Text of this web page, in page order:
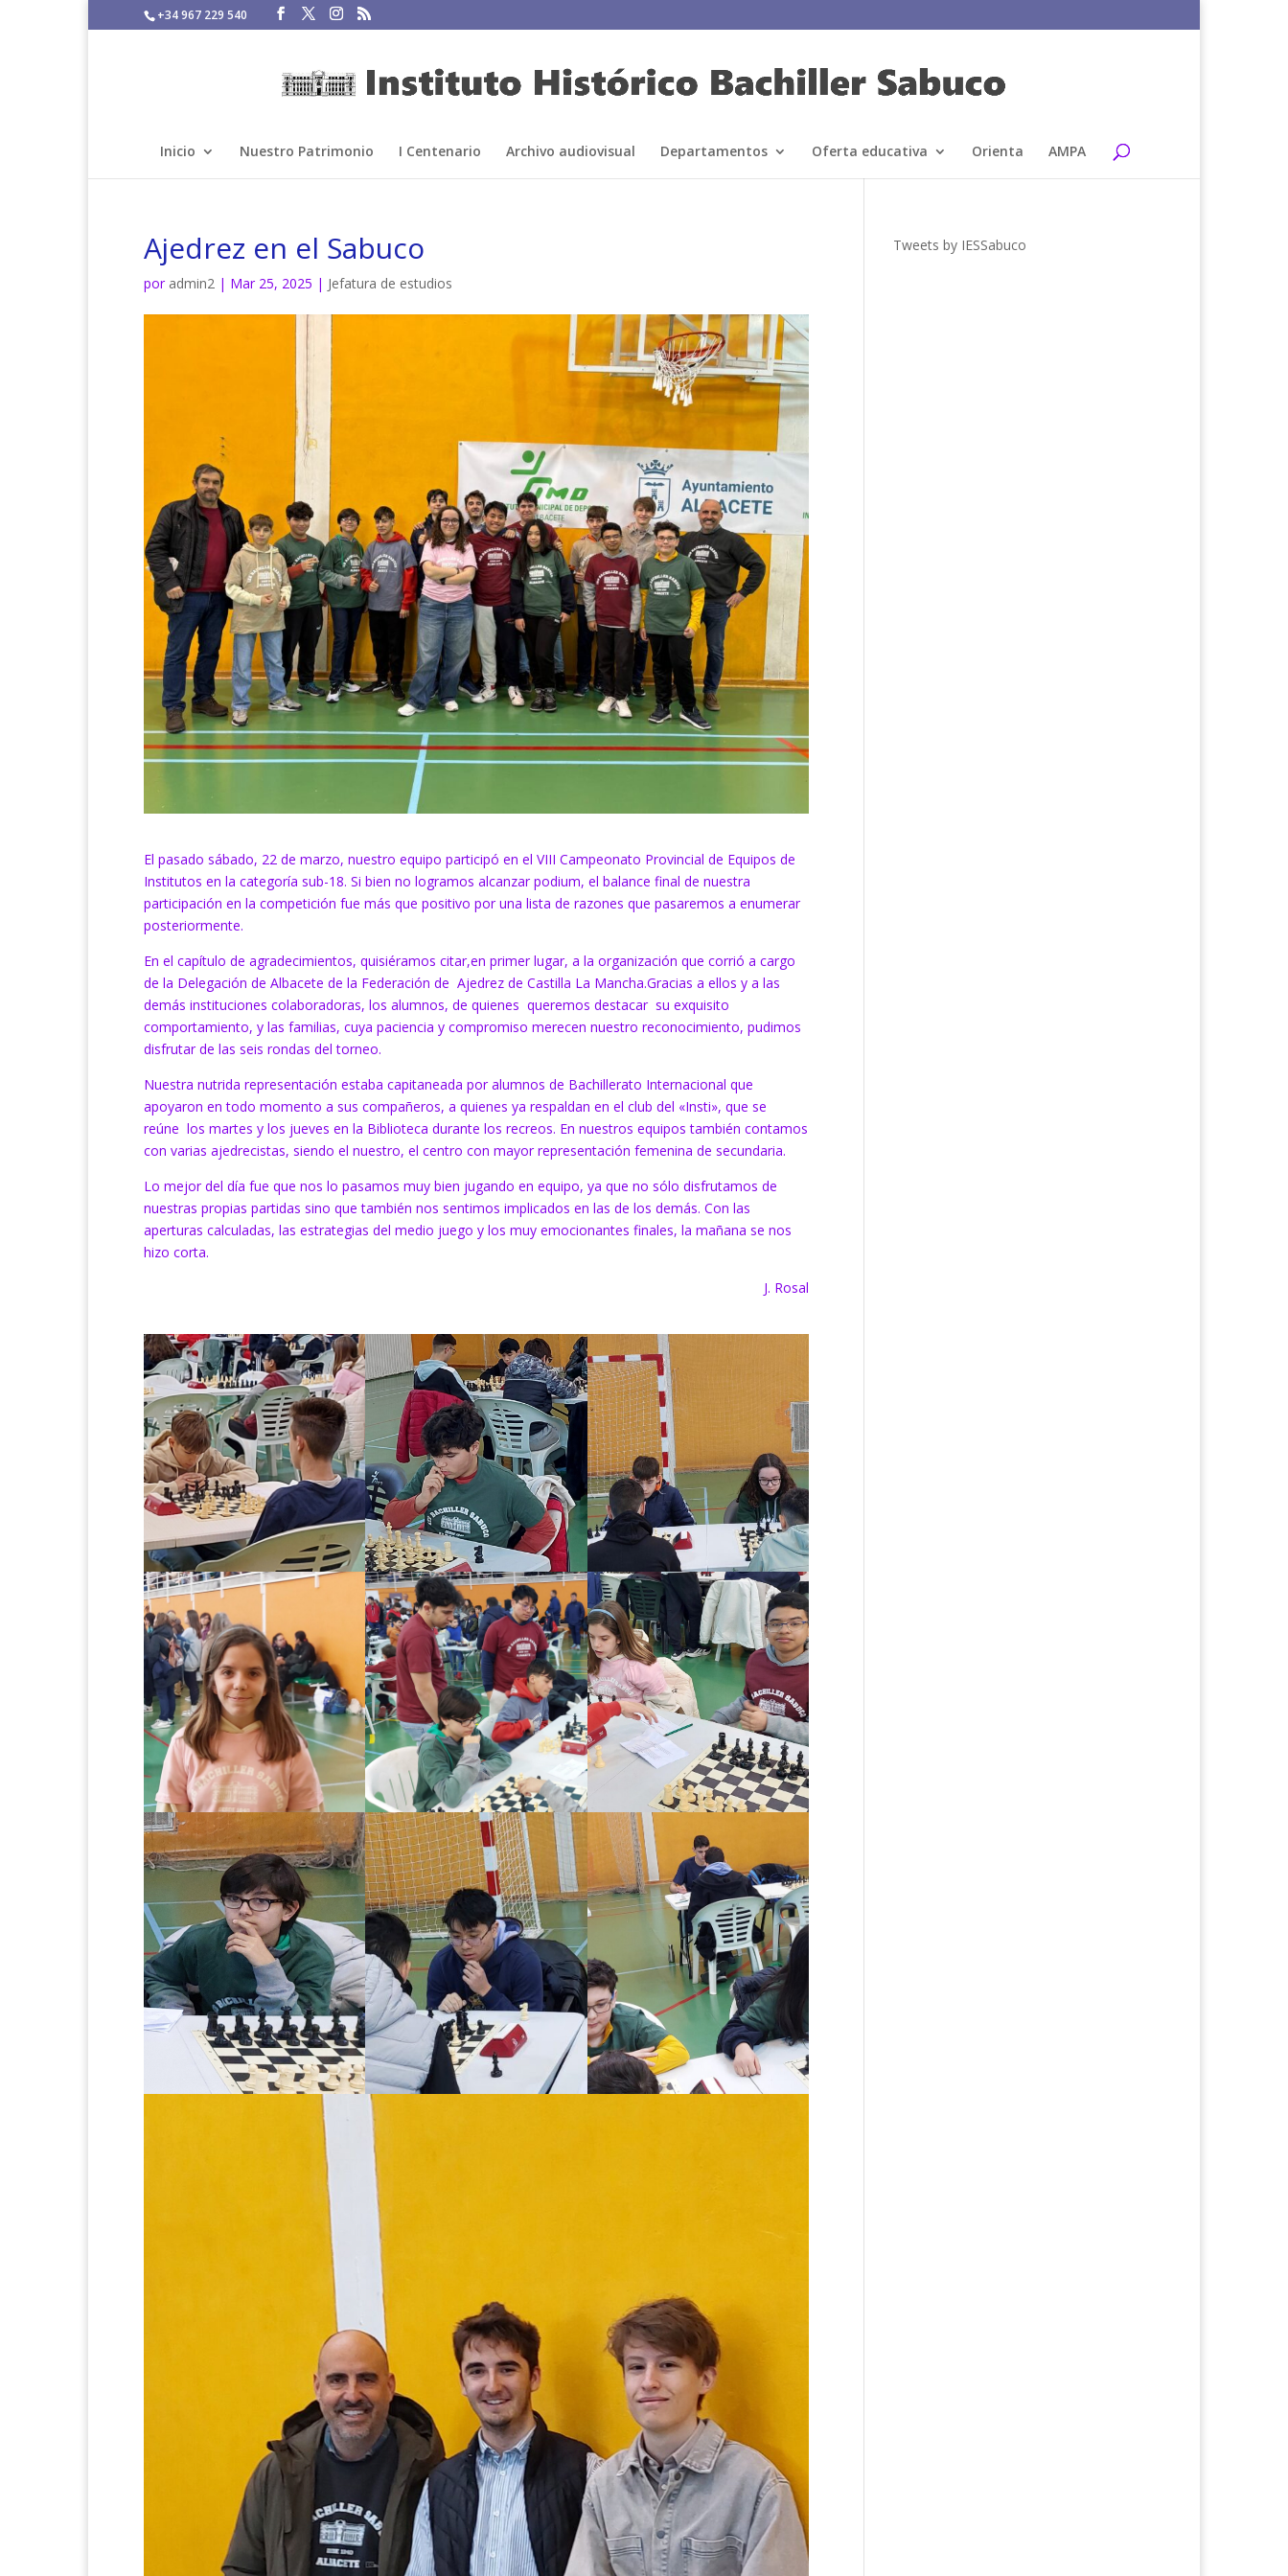
+34 967 229 540
Inicio Nuestro Patrimonio I Centenario Archivo audiovisual Departamentos Oferta educativa Orienta AMPA
Ajedrez en el Sabuco
por admin2 | Mar 25, 2025 | Jefatura de estudios
El pasado sábado, 22 de marzo, nuestro equipo participó en el VIII Campeonato Provincial de Equipos de
Institutos en la categoría sub-18. Si bien no logramos alcanzar podium, el balance final de nuestra
participación en la competición fue más que positivo por una lista de razones que pasaremos a enumerar
posteriormente.
En el capítulo de agradecimientos, quisiéramos citar,en primer lugar, a la organización que corrió a cargo
de la Delegación de Albacete de la Federación de Ajedrez de Castilla La Mancha.Gracias a ellos y a las
demás instituciones colaboradoras, los alumnos, de quienes queremos destacar su exquisito
comportamiento, y las familias, cuya paciencia y compromiso merecen nuestro reconocimiento, pudimos
disfrutar de las seis rondas del torneo.
Nuestra nutrida representación estaba capitaneada por alumnos de Bachillerato Internacional que
apoyaron en todo momento a sus compañeros, a quienes ya respaldan en el club del «Insti», que se
reúne los martes y los jueves en la Biblioteca durante los recreos. En nuestros equipos también contamos
con varias ajedrecistas, siendo el nuestro, el centro con mayor representación femenina de secundaria.
Lo mejor del día fue que nos lo pasamos muy bien jugando en equipo, ya que no sólo disfrutamos de
nuestras propias partidas sino que también nos sentimos implicados en las de los demás. Con las
aperturas calculadas, las estrategias del medio juego y los muy emocionantes finales, la mañana se nos
hizo corta.
J. Rosal
Tweets by IESSabuco